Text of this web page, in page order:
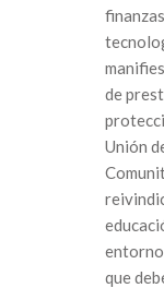
de
Unión
entorno
que